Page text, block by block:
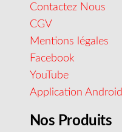
Contactez Nous
CGV
Mentions légales
Facebook
YouTube
Application Android
Nos Produits